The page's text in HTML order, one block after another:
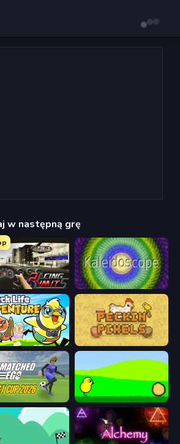
w następną grę
Limits Kaleidoscope
Duck Life: Adventure (Demo) Peckin' Pixels
Duck Life